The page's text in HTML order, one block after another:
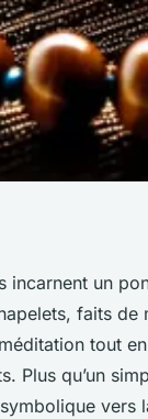
:
5 min de lecture
incarnent un
faits de
tout
Plus qu’un
vers